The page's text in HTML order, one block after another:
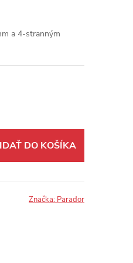
a 4-stranným
DO KOŠÍKA
Značka: Parador